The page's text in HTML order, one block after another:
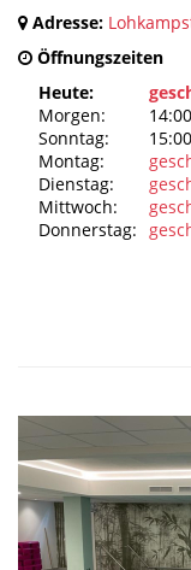
Adresse:
Öffnungszeiten
Heute:
Morgen:
Sonntag:
Montag:
Dienstag:
Mittwoch:
Donnerstag: